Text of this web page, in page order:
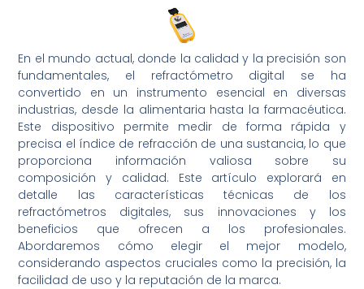
En el mundo actual, donde la calidad y la precisión son
fundamentales, el refractómetro digital se ha
convertido en un instrumento esencial en diversas
industrias, desde la alimentaria hasta la farmacéutica.
Este dispositivo permite medir de forma rápida y
precisa el índice de refracción de una sustancia, lo que
proporciona información valiosa sobre su
composición y calidad. Este artículo explorará en
detalle las características técnicas de los
refractómetros digitales, sus innovaciones y los
beneficios que ofrecen a los profesionales.
Abordaremos cómo elegir el mejor modelo,
considerando aspectos cruciales como la precisión, la
facilidad de uso y la reputación de la marca.